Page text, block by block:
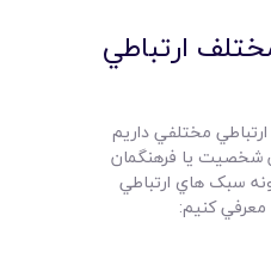
ارتباطي
مختلفي داريم
يا فرهنگمان
سبک هاي ارتباطي
معرفي کنيم: